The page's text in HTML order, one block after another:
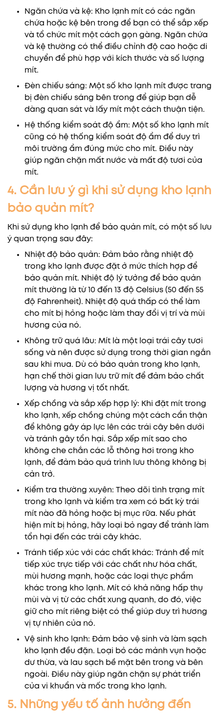
Ngăn chứa và kệ: Kho lạnh mít có các ngăn
chứa hoặc kệ bên trong để bạn có thể sắp xếp
và tổ chức mít một cách gọn gàng. Ngăn chứa
và kệ thường có thể điều chỉnh độ cao hoặc di
chuyển để phù hợp với kích thước và số lượng
mít.
Đèn chiếu sáng: Một số kho lạnh mít được trang
bị đèn chiếu sáng bên trong để giúp bạn dễ
dàng quan sát và lấy mít một cách thuận tiện.
Hệ thống kiểm soát độ ẩm: Một số kho lạnh mít
cũng có hệ thống kiểm soát độ ẩm để duy trì
môi trường ẩm đúng mức cho mít. Điều này
giúp ngăn chặn mất nước và mất độ tươi của
mít.
4. Cần lưu ý gì khi sử dụng kho lạnh
bảo quản mít?
Khi sử dụng kho lạnh để bảo quản mít, có một số lưu
ý quan trọng sau đây:
Nhiệt độ bảo quản: Đảm bảo rằng nhiệt độ
trong kho lạnh được đặt ở mức thích hợp để
bảo quản mít. Nhiệt độ lý tưởng để bảo quản
mít thường là từ 10 đến 13 độ Celsius (50 đến 55
độ Fahrenheit). Nhiệt độ quá thấp có thể làm
cho mít bị hỏng hoặc làm thay đổi vị trí và mùi
hương của nó.
Không trữ quá lâu: Mít là một loại trái cây tươi
sống và nên được sử dụng trong thời gian ngắn
sau khi mua. Dù có bảo quản trong kho lạnh,
hạn chế thời gian lưu trữ mít để đảm bảo chất
lượng và hương vị tốt nhất.
Xếp chồng và sắp xếp hợp lý: Khi đặt mít trong
kho lạnh, xếp chồng chúng một cách cẩn thận
để không gây áp lực lên các trái cây bên dưới
và tránh gây tổn hại. Sắp xếp mít sao cho
không che chắn các lỗ thông hơi trong kho
lạnh, để đảm bảo quá trình lưu thông không bị
cản trở.
Kiểm tra thường xuyên: Theo dõi tình trạng mít
trong kho lạnh và kiểm tra xem có bất kỳ trái
mít nào đã hỏng hoặc bị mục rữa. Nếu phát
hiện mít bị hỏng, hãy loại bỏ ngay để tránh làm
tổn hại đến các trái cây khác.
Tránh tiếp xúc với các chất khác: Tránh để mít
tiếp xúc trực tiếp với các chất như hóa chất,
mùi hương mạnh, hoặc các loại thực phẩm
khác trong kho lạnh. Mít có khả năng hấp thụ
mùi và vị từ các chất xung quanh, do đó, việc
giữ cho mít riêng biệt có thể giúp duy trì hương
vị tự nhiên của nó.
Vệ sinh kho lạnh: Đảm bảo vệ sinh và làm sạch
kho lạnh đều đặn. Loại bỏ các mảnh vụn hoặc
dư thừa, và lau sạch bề mặt bên trong và bên
ngoài. Điều này giúp ngăn chặn sự phát triển
của vi khuẩn và mốc trong kho lạnh.
5. Những yếu tố ảnh hưởng đến